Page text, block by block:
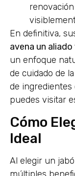
En definitiva,
avena un
un enfoque
de cuidado de
de ingredientes
puedes visitar
Cómo
Ideal
Al elegir un
múltiples